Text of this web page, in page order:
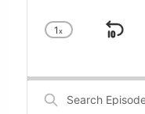
Change
1x
Skip
Search
Episodes